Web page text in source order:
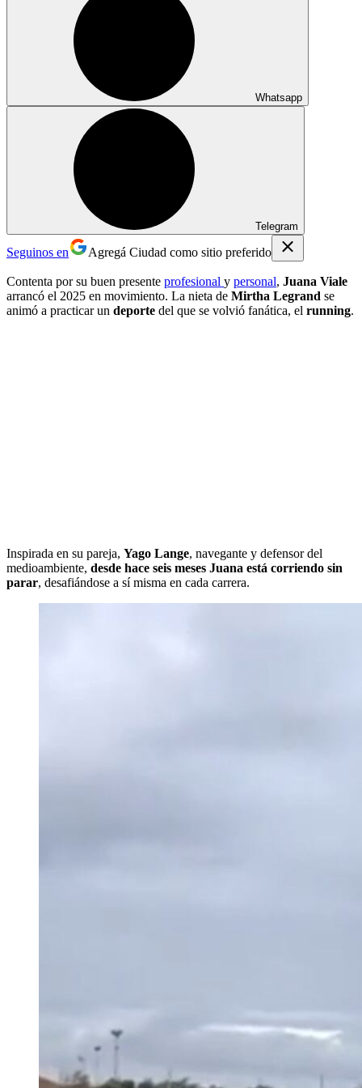
Whatsapp
Telegram
Seguinos en Agregá Ciudad como sitio preferido
Contenta por su buen presente profesional y personal, Juana Viale
arrancó el 2025 en movimiento. La nieta de Mirtha Legrand se
animó a practicar un deporte del que se volvió fanática, el running.
Inspirada en su pareja, Yago Lange, navegante y defensor del
medioambiente, desde hace seis meses Juana está corriendo sin
parar, desafiándose a sí misma en cada carrera.